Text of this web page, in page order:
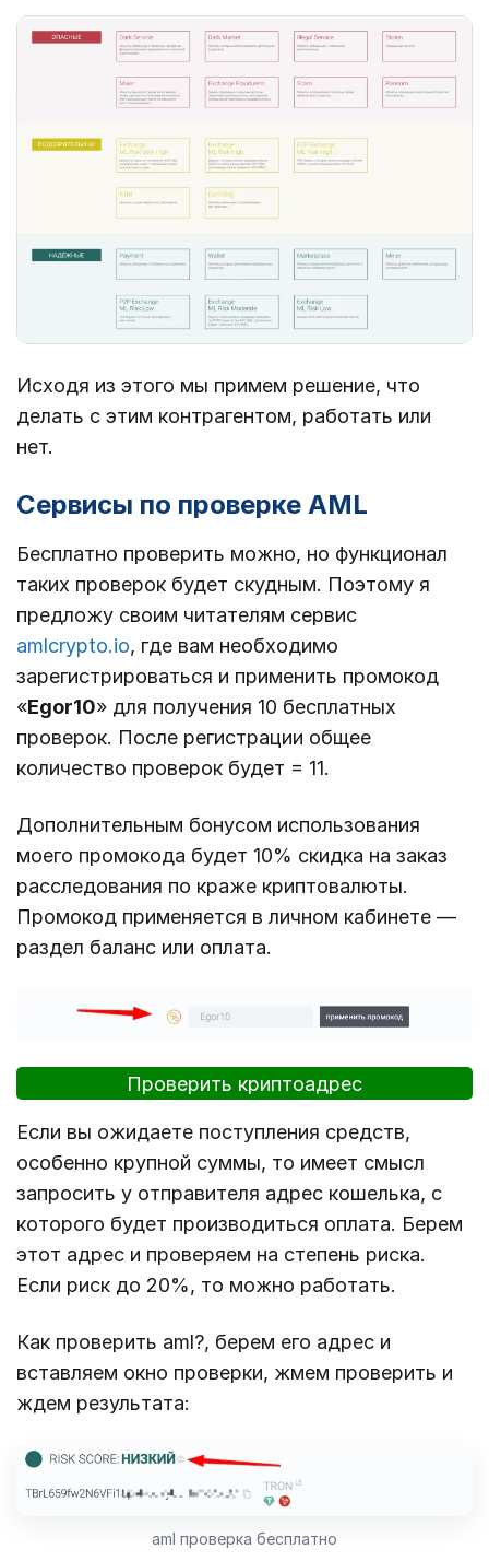
Исходя из этого мы примем решение, что
делать с этим контрагентом, работать или
нет.
Сервисы по проверке AML
Бесплатно проверить можно, но функционал
таких проверок будет скудным. Поэтому я
предложу своим читателям сервис
amlcrypto.io, где вам необходимо
зарегистрироваться и применить промокод
«Egor10» для получения 10 бесплатных
проверок. После регистрации общее
количество проверок будет = 11.
Дополнительным бонусом использования
моего промокода будет 10% скидка на заказ
расследования по краже криптовалюты.
Промокод применяется в личном кабинете —
раздел баланс или оплата.
Проверить криптоадрес
Если вы ожидаете поступления средств,
особенно крупной суммы, то имеет смысл
запросить у отправителя адрес кошелька, с
которого будет производиться оплата. Берем
этот адрес и проверяем на степень риска.
Если риск до 20%, то можно работать.
Как проверить aml?, берем его адрес и
вставляем окно проверки, жмем проверить и
ждем результата:
aml проверка бесплатно